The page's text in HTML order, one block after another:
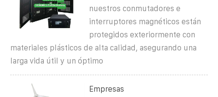
nuestros conmutadores e
interruptores magnéticos están
protegidos exteriormente con
materiales plásticos de alta calidad, asegurando una
larga vida útil y un óptimo
Empresas